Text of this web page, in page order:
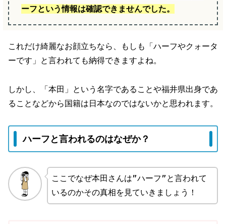
ーフという情報は確認できませんでした。
これだけ綺麗なお顔立ちなら、もしも「ハーフやクォータ
ーです」と言われても納得できますよね。
しかし、「本田」という名字であることや福井県出身であ
ることなどから国籍は日本なのではないかと思われます。
ハーフと言われるのはなぜか？
ここでなぜ本田さんは”ハーフ”と言われて
いるのかその真相を見ていきましょう！